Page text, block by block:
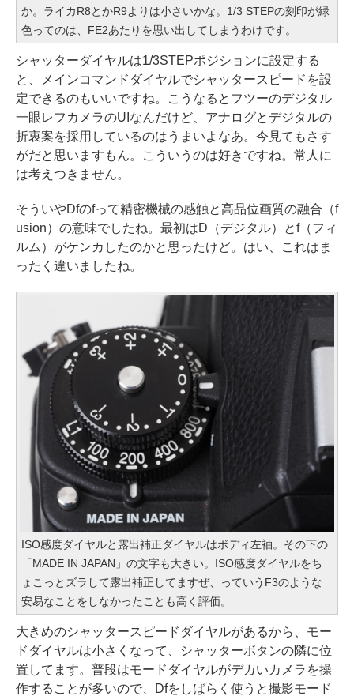
か。ライカR8とかR9よりは小さいかな。1/3 STEPの刻印が緑
色ってのは、FE2あたりを思い出してしまうわけです。
シャッターダイヤルは1/3STEPポジションに設定する
と、メインコマンドダイヤルでシャッタースピードを設
定できるのもいいですね。こうなるとフツーのデジタル
一眼レフカメラのUIなんだけど、アナログとデジタルの
折衷案を採用しているのはうまいよなあ。今見てもさす
がだと思いますもん。こういうのは好きですね。常人に
は考えつきません。
そういやDfのfって精密機械の感触と高品位画質の融合（f
usion）の意味でしたね。最初はD（デジタル）とf（フィ
ルム）がケンカしたのかと思ったけど。はい、これはま
ったく違いましたね。
ISO感度ダイヤルと露出補正ダイヤルはボディ左袖。その下の
「MADE IN JAPAN」の文字も大きい。ISO感度ダイヤルをち
ょこっとズラして露出補正してますぜ、っていうF3のような
安易なことをしなかったことも高く評価。
大きめのシャッタースピードダイヤルがあるから、モー
ドダイヤルは小さくなって、シャッターボタンの隣に位
置してます。普段はモードダイヤルがデカいカメラを操
作することが多いので、Dfをしばらく使うと撮影モード